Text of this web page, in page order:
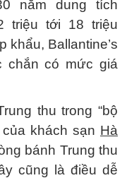
năm dung tích
triệu tới 18 triệu
khẩu, Ballantine’s
chắn có mức giá
thu trong “bộ
khách sạn Hà
bánh Trung thu
cũng là điều dễ